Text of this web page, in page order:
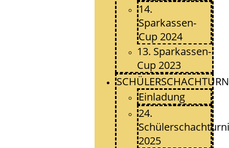
14.
Sparkassen-
Cup 2024
13. Sparkassen-
Cup 2023
Einladung
24.
2025